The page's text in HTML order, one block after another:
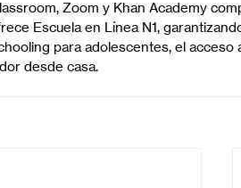
Zoom y Khan Academy
Escuela en Línea N1,
para adolescentes, el acceso
desde casa.